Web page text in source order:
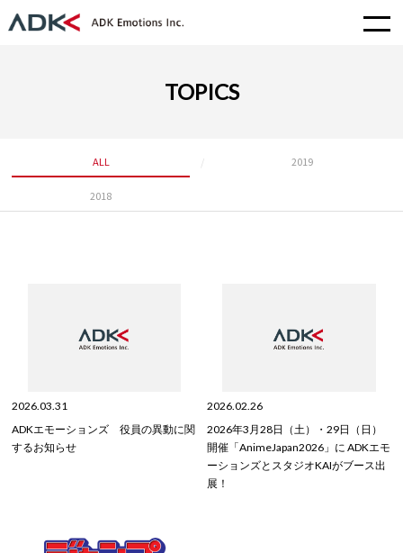
TOPICS
ALL 2019
2018
2026.03.31
ADKエモーションズ 役員の異動に関
するお知らせ
2026.02.26
2026年3月28日（土）・29日（日）
開催「AnimeJapan2026」に ADKエモ
ーションズとスタジオKAIがブース出
展！